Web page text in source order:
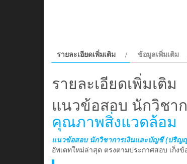
รายละเอียดเพิ่มเติม ข้อมูลเพิ่มเติม
รายละเอียดเพิ่มเติม
แนวข้อสอบ นักวิชา
คุณภาพสิ่งแวดล้อม
แนวข้อสอบ นักวิชาการเงินและบัญชี (ปริญ
อัพเดทใหม่ล่าสุด ตรงตามประกาศสอบ เก็ง